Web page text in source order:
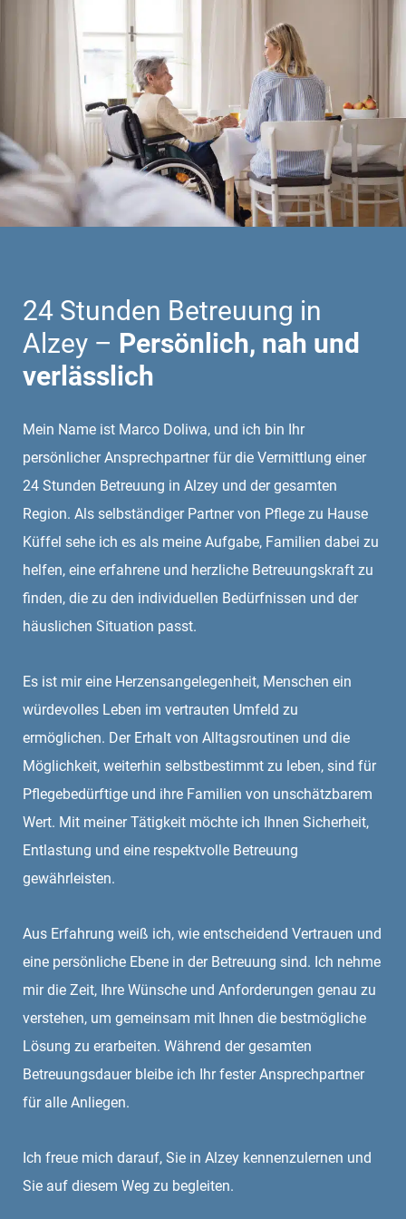
24 Stunden Betreuung in
Alzey – Persönlich, nah und
verlässlich
Mein Name ist Marco Doliwa, und ich bin Ihr
persönlicher Ansprechpartner für die Vermittlung einer
24 Stunden Betreuung in Alzey und der gesamten
Region. Als selbständiger Partner von Pflege zu Hause
Küffel sehe ich es als meine Aufgabe, Familien dabei zu
helfen, eine erfahrene und herzliche Betreuungskraft zu
finden, die zu den individuellen Bedürfnissen und der
häuslichen Situation passt.
Es ist mir eine Herzensangelegenheit, Menschen ein
würdevolles Leben im vertrauten Umfeld zu
ermöglichen. Der Erhalt von Alltagsroutinen und die
Möglichkeit, weiterhin selbstbestimmt zu leben, sind für
Pflegebedürftige und ihre Familien von unschätzbarem
Wert. Mit meiner Tätigkeit möchte ich Ihnen Sicherheit,
Entlastung und eine respektvolle Betreuung
gewährleisten.
Aus Erfahrung weiß ich, wie entscheidend Vertrauen und
eine persönliche Ebene in der Betreuung sind. Ich nehme
mir die Zeit, Ihre Wünsche und Anforderungen genau zu
verstehen, um gemeinsam mit Ihnen die bestmögliche
Lösung zu erarbeiten. Während der gesamten
Betreuungsdauer bleibe ich Ihr fester Ansprechpartner
für alle Anliegen.
Ich freue mich darauf, Sie in Alzey kennenzulernen und
Sie auf diesem Weg zu begleiten.